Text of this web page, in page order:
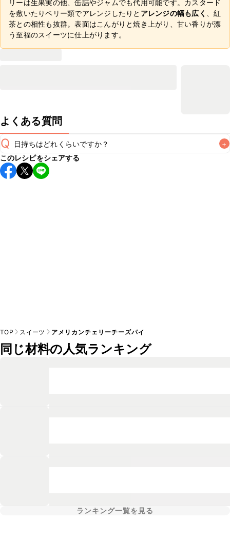
リーは生果実の他、缶詰やジャムでも代用可能です。カスタード
を敷いたりベリー類でアレンジしたりと アレンジの幅も広く
、紅
茶との相性も抜群。表面はこんがりと焼き上がり、甘い香りが漂
う至福のスイーツに仕上がります。
よくある質問
Q 日持ちはどれくらいですか？ +
保存期間は冷蔵で翌日中が目安です。なるべくお早めにお召
し上がりください。
このレシピをシェアする
TOP スイーツ アメリカンチェリーチーズパイ
同じ材料の人気ランキング
ランキング一覧を見る